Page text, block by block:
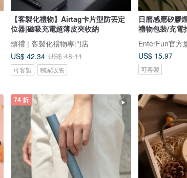
【客製化禮物】Airtag卡片型防丟定
位器|磁吸充電超薄皮夾收納
頌禮 | 客製化禮物專門店
US$ 42.34 US$ 48.11
可客製 獨家販售
日曆感應矽膠
禮物包裝/充電
EnterFun官方
US$ 15.97
可客製
74 折